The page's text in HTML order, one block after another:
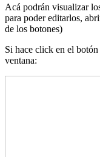
Acá podrán visualizar
para poder editarlos,
de los botones)
Si hace click en el
ventana: